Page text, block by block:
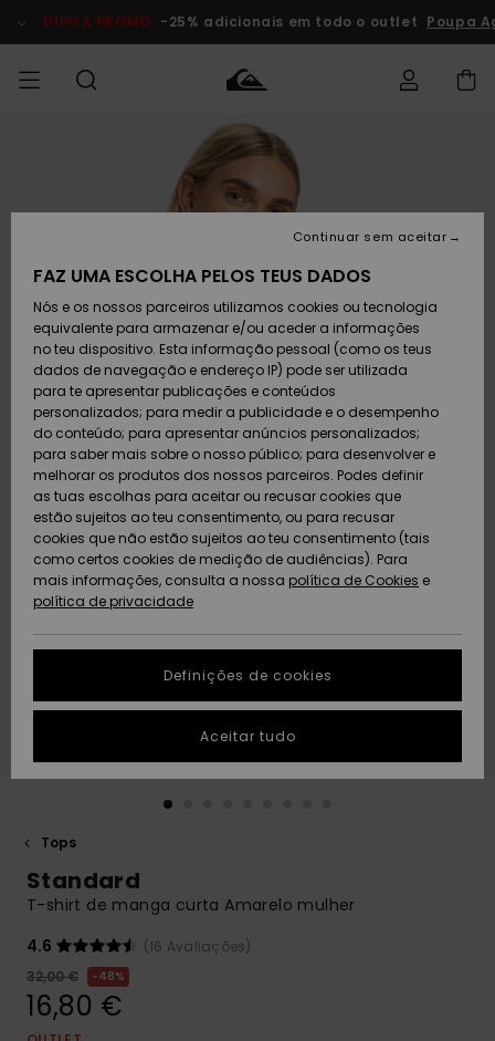
do
DUPLA PROMO -25% adicionais em todo o outlet Poupa
Roupas
Calçado e
chinelos
Surfe/água
Snow
Artigos
recém-
chegados
Coleções
MENINO
Roupas
Calçado e
chinelos
Surfe/água
Neve
Artigos
recém-
chegados
Highlights
MULHER
Shop
chegados
Highlights
Snow
SURF
Surf Shop
Homem
Crianças
Highlights
Community
SNOW
Artigos
Neve
Homem
Artigos
Criança
Snow Shop
Feminino
Highlights
Community
DUPLA
PROMO
Outlet
Homem
Criança
Outlet
Mulher
AJUDA
Acede à tua
encomenda
Devoluções
Pagamento
Cartão
presente
Quiksilver
Freedom
Protecção de
dados
Guia de
tamanhos
conversa para
obteres a
resposta mais
respostas
para as
SUSTAINABILITY
PRESENTE
DESEJO
Tops
Standard
T-shirt de manga curta Amarelo mulher
4.6
(16 Avaliações)
32,00 €
48%
16,80 €
FAZ UMA ESCOLHA PELOS TEUS DADOS
Nós e os nossos parceiros utilizamos cookies ou tecnologia
equivalente para armazenar e/ou aceder a informações
no teu dispositivo. Esta informação pessoal (como os teus
dados de navegação e endereço IP) pode ser utilizada
para te apresentar publicações e conteúdos
personalizados; para medir a publicidade e o desempenho
do conteúdo; para apresentar anúncios personalizados;
para saber mais sobre o nosso público; para desenvolver e
melhorar os produtos dos nossos parceiros. Podes definir
as tuas escolhas para aceitar ou recusar cookies que
estão sujeitos ao teu consentimento, ou para recusar
cookies que não estão sujeitos ao teu consentimento (tais
como certos cookies de medição de audiências). Para
mais informações, consulta a nossa política de Cookies e
política de privacidade
Definições de cookies
Continuar sem aceitar
Aceitar tudo